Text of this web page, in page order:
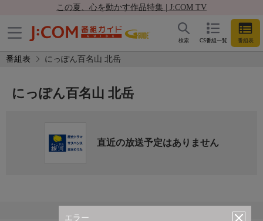
この夏、心を動かす作品特集 | J:COM TV
CS番組一覧 番組表
検索
番組表 にっぽん百名山 北岳
エラー
にっぽん百名山 北岳
直近の放送予定はありません